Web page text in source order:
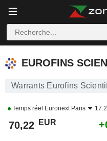
EUROFINS SCIENTIFIC
EUROFINS
Warrants Eurofins
Temps réel Euronext Paris
70,22 EUR